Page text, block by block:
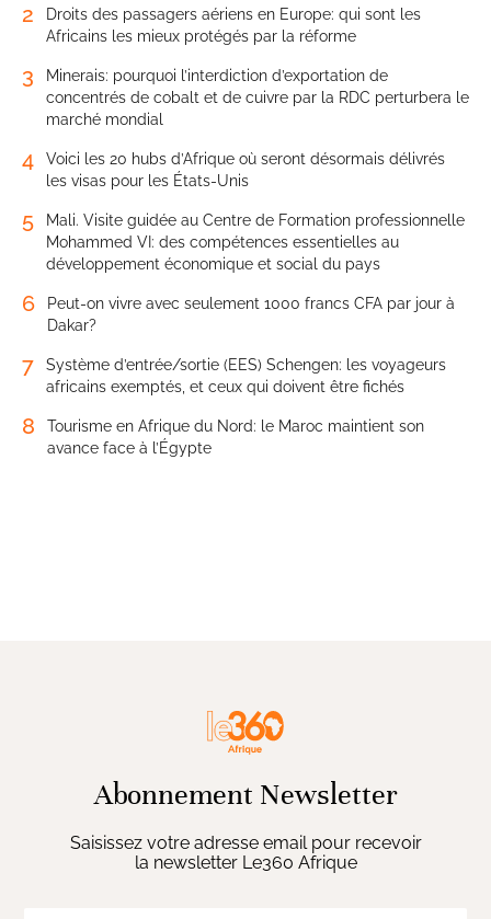
2
Droits des passagers aériens en Europe: qui sont les
Africains les mieux protégés par la réforme
3
Minerais: pourquoi l’interdiction d’exportation de
concentrés de cobalt et de cuivre par la RDC perturbera le
marché mondial
4
Voici les 20 hubs d’Afrique où seront désormais délivrés
les visas pour les États-Unis
5
Mali. Visite guidée au Centre de Formation professionnelle
Mohammed VI: des compétences essentielles au
développement économique et social du pays
6
Peut-on vivre avec seulement 1000 francs CFA par jour à
Dakar?
7
Système d’entrée/sortie (EES) Schengen: les voyageurs
africains exemptés, et ceux qui doivent être fichés
8
Tourisme en Afrique du Nord: le Maroc maintient son
avance face à l’Égypte
Abonnement Newsletter
Saisissez votre adresse email pour recevoir
la newsletter Le360 Afrique